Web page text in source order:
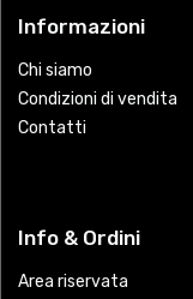
Informazioni
Chi siamo
Condizioni di vendita
Contatti
Info & Ordini
Area riservata